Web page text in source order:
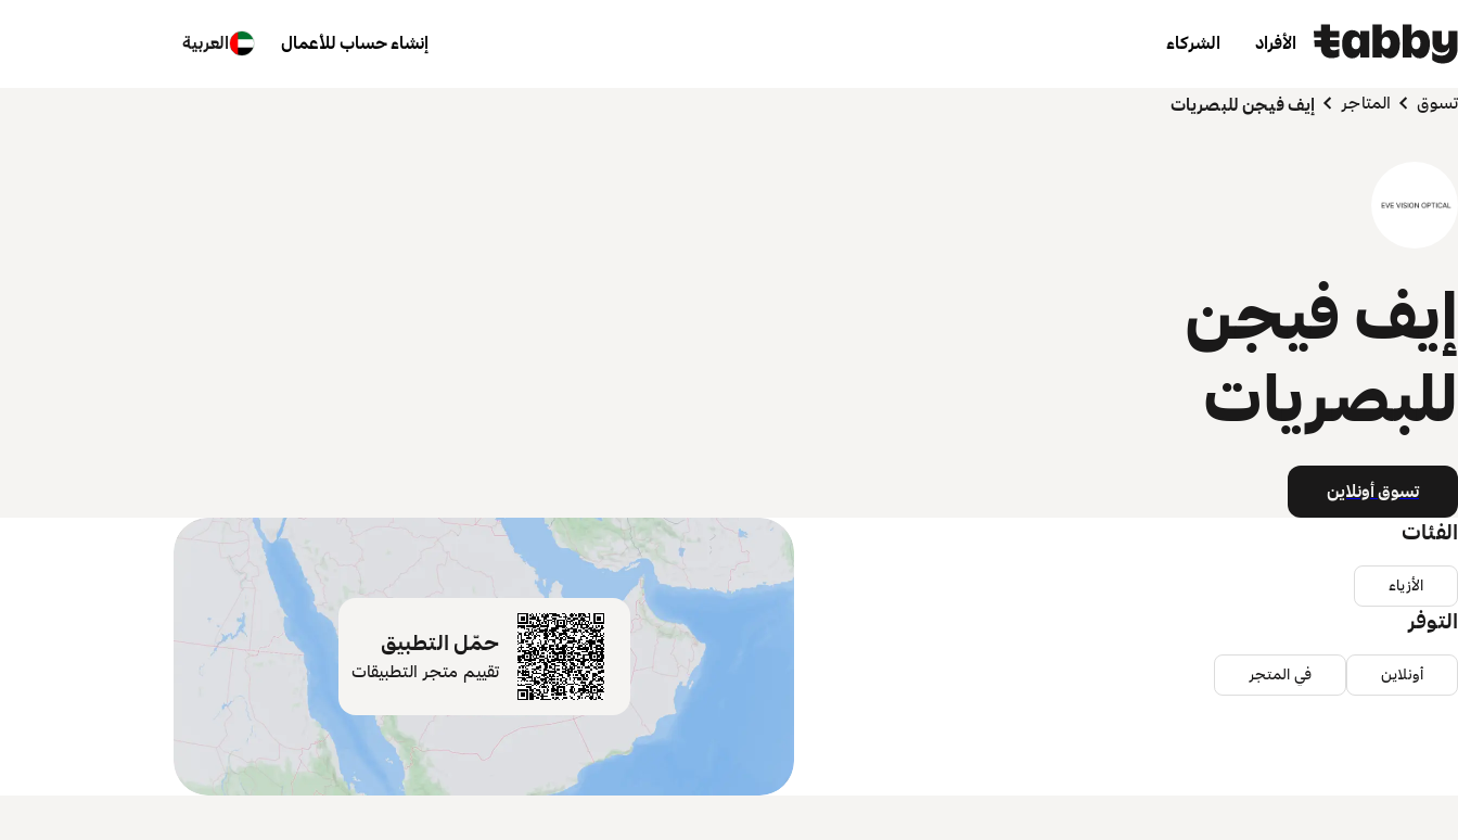
الأفراد الشركاء إنشاء حساب للأعمال العربية
تسوق المتاجر إيف فيجن للبصريات
إيف فيجن
للبصريات
تسوق أونلاين
حمّل التطبيق
تقييم متجر التطبيقات
الفئات
الأزياء
التوفر
أونلاين في المتجر